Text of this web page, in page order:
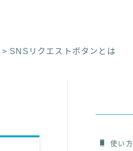
> SNSリクエストボタンとは
使い方